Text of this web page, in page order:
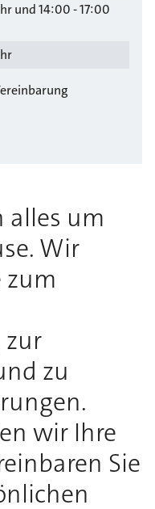
und 14:00 - 17:00
alles um
Wir
zum
zur
zu
wir Ihre
Sie